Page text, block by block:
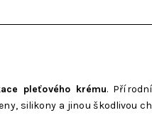
pleťového krému.
silikony a jinou škodlivou